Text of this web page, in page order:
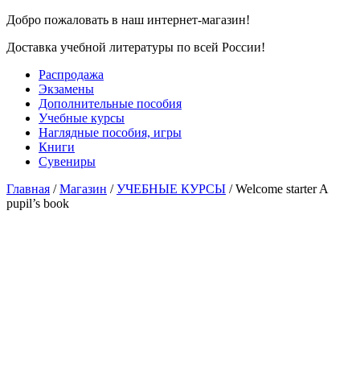
Добро пожаловать в наш интернет-магазин!
Доставка учебной литературы по всей России!
Распродажа
Экзамены
Дополнительные пособия
Учебные курсы
Наглядные пособия, игры
Книги
Сувениры
Главная /Магазин /УЧЕБНЫЕ КУРСЫ / Welcome starter A
pupil’s book